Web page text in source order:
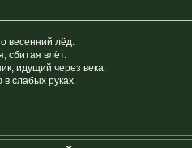
весенний лёд.
сбитая влёт.
идущий через века.
в слабых руках.